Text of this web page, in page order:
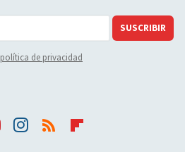
SUSCRIBIR
política de privacidad